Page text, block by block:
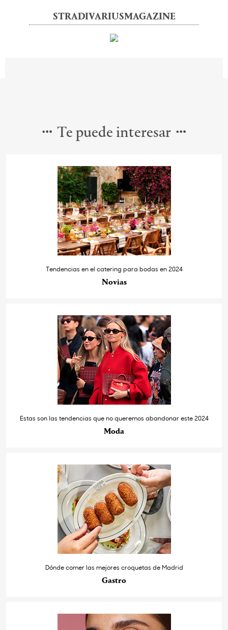
STRADIVARIUSMAGAZINE
Te puede interesar
Tendencias en el catering para bodas en 2024
Novias
Estas son las tendencias que no queremos abandonar este 2024
Moda
Dónde comer las mejores croquetas de Madrid
Gastro